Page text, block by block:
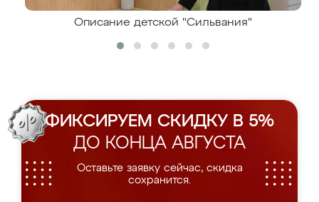
Описание детской "Сильвания"
ФИКСИРУЕМ СКИДКУ В 5%
ДО КОНЦА АВГУСТА
Оставьте заявку сейчас, скидка
сохранится.